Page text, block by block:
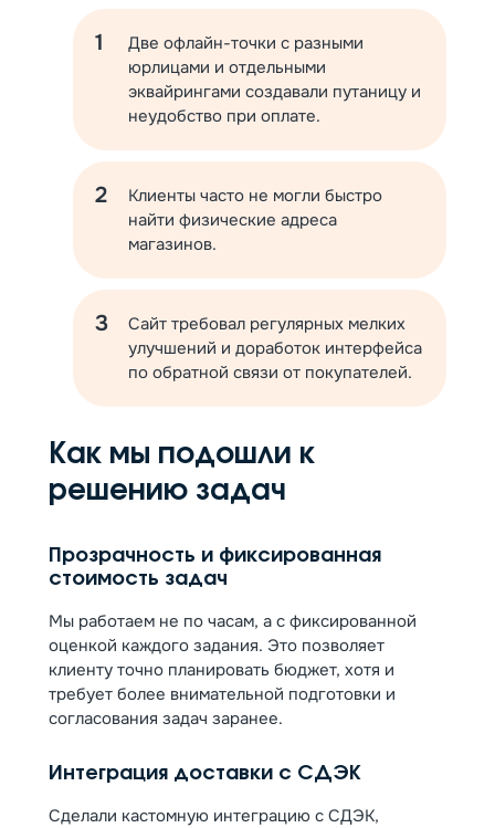
Две офлайн-точки с разными
юрлицами и отдельными
эквайрингами создавали путаницу и
неудобство при оплате.
Клиенты часто не могли быстро
найти физические адреса
магазинов.
Сайт требовал регулярных мелких
улучшений и доработок интерфейса
по обратной связи от покупателей.
Как мы подошли к
решению задач
Прозрачность и фиксированная
стоимость задач
Мы работаем не по часам, а с фиксированной
оценкой каждого задания. Это позволяет
клиенту точно планировать бюджет, хотя и
требует более внимательной подготовки и
согласования задач заранее.
Интеграция доставки с СДЭК
Сделали кастомную интеграцию с СДЭК,